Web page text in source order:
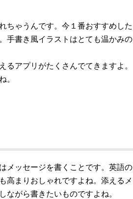
ちゃうんです。今１番おすすめした
手書き風イラストはとても温かみの
アプリがたくさんでてきますよ。
。
メッセージを書くことです。英語の
高まりおしゃれですよね。添えるメ
ながら書きたいものですよね。